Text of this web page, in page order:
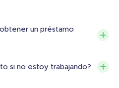
un préstamo
si no estoy trabajando?